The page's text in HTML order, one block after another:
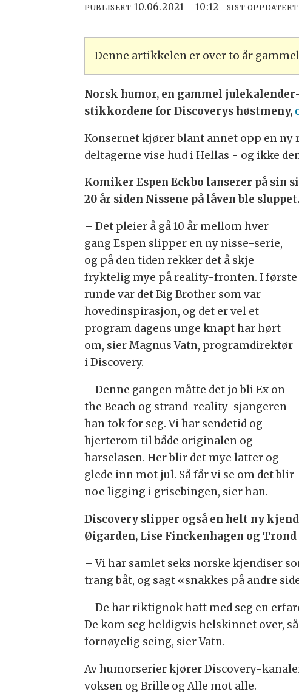
PUBLISERT 10.06.2021 - 10:12 SIST OPPDATERT
Denne artikkelen er over to år
Norsk humor, en gammel
stikkordene for Discoverys høstmeny,
Konsernet kjører blant annet opp en ny
deltagerne vise hud i Hellas - og ikke
Komiker Espen Eckbo lanserer på sin
20 år siden Nissene på låven ble sluppet.
– Det pleier å gå 10 år mellom hver
gang Espen slipper en ny nisse-serie,
og på den tiden rekker det å skje
fryktelig mye på reality-fronten. I første
runde var det Big Brother som var
hovedinspirasjon, og det er vel et
program dagens unge knapt har hørt
om, sier Magnus Vatn, programdirektør
i Discovery.
– Denne gangen måtte det jo bli Ex on
the Beach og strand-reality-sjangeren
han tok for seg. Vi har sendetid og
hjerterom til både originalen og
harselasen. Her blir det mye latter og
glede inn mot jul. Så får vi se om det blir
noe ligging i grisebingen, sier han.
Discovery slipper også en helt ny
Øigarden, Lise Finckenhagen og Trond
– Vi har samlet seks norske kjendiser
trang båt, og sagt «snakkes på andre
– De har riktignok hatt med seg en
De kom seg heldigvis helskinnet over,
fornøyelig seing, sier Vatn.
Av humorserier kjører Discovery-
voksen og Brille og Alle mot alle.